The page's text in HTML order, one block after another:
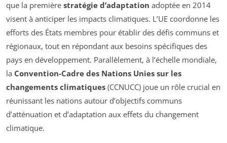
que la première stratégie d’adaptation adoptée en 2014
visent à anticiper les impacts climatiques. L’UE coordonne les
efforts des États membres pour établir des défis communs et
régionaux, tout en répondant aux besoins spécifiques des
pays en développement. Parallèlement, à l’échelle mondiale,
la Convention-Cadre des Nations Unies sur les
changements climatiques (CCNUCC) joue un rôle crucial en
réunissant les nations autour d’objectifs communs
d’atténuation et d’adaptation aux effets du changement
climatique.